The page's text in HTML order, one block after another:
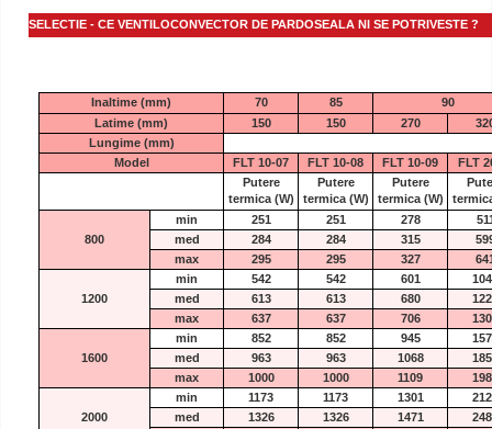
SELECTIE - CE VENTILOCONVECTOR DE PARDOSEALA NI SE POTRIVESTE ?
Inaltime (mm) 70 85
90
Latime (mm)
150 150 270
Lungime (mm)
Model
FLT 10-07 FLT 10-08 FLT 10-09
FLT
Putere
termica(W)
Putere
termica(W)
Putere
termica(W)
800
min 251 251 278
med
284 284 315
max
295 295 327
1200
min 542 542 601
med
613 613 680
max
637 637 706
1600
min 852 852 945
med
963 963 1068
max
1000 1000 1109
2000
min 1173 1173 1301
med
1326 1326 1471